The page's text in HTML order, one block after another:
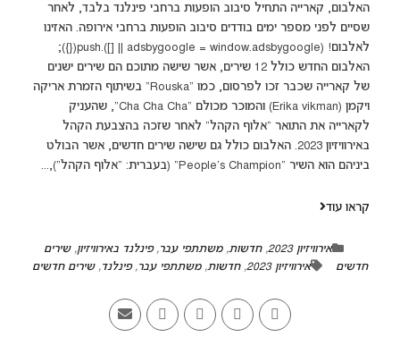
האלבום, קארייה התחיל סיבוב הופעות ברחבי פינלנד בלבד, לאחר
שסיים לפני מספר ימים בודדים סיבוב הופעות ברחבי אירופה. האזינו
לאלבום! (adsbygoogle = window.adsbygoogle || []).push({});
האלבום החדש כולל 12 שירים, אשר שישה מתוכם הם שירים ישנים
של קארייה שכבר זכו לפרסום, כמו "Rouska" בשיתוף הזמרת אריקה
ויקמן (Erika vikman) והמוכר מכולם "Cha Cha Cha", שהעניק
לקארייה את התואר "אלוף הקהל" לאחר שזכה בהצבעת הקהל
באירוויזיון 2023. האלבום כולל גם שישה שירים חדשים, אשר הבולט
ביניהם הוא השיר "People's Champion" (בעברית: "אלוף הקהל"),...
קראו עוד
אירוויזיון 2023 ,חדשות,משתתפי עבר,פינלנד באירוויזיון,שירים
חדשים
אירוויזיון 2023 ,חדשות,משתתפי עבר,פינלנד,שירים חדשים